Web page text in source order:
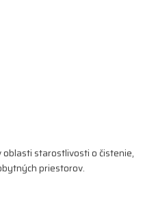
starostlivosti o čistenie,
priestorov.